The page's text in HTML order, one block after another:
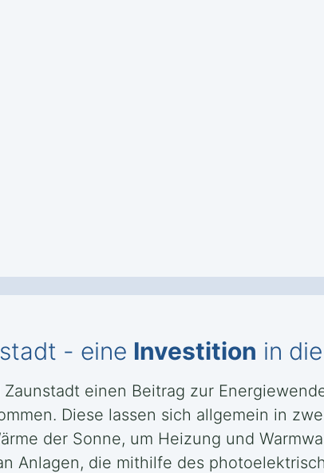
- eine Investition in die
einen Beitrag zur
Diese lassen sich allgemein in
der Sonne, um Heizung und
Anlagen, die mithilfe des